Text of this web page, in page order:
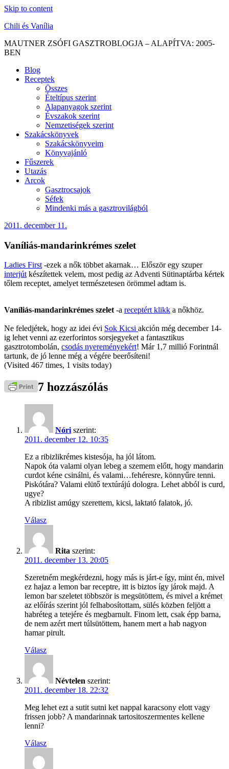
Skip to content
Chili és Vanília
MAUTNER ZSÓFI GASZTROBLOGJA – ALAPÍTVA: 2005-
BEN
Blog
Receptek
Összes
Ételtípus szerint
Alapanyagok szerint
Évszakok szerint
Nemzetiségek szerint
Szakácskönyvek
Szakácskönyveim
Könyvajánló
Fűszerek
Utazás
Arcok
Gasztrocsajok
Séfek
Mindenki más a gasztrovilágból
2011. december 11.
Vaníliás-mandarinkrémes szelet
Ladies First-ezek a nők többet akarnak… Először egy szuper
interjútkészítettek velem, most pedig az Adventi Sütinaptárba kértek
tőlem receptet, amelyet természetesen örömmel adtam is.
Vaníliás-mandarinkrémes szelet-a receptért klikk a nőkhöz.
Ne feledjétek, hogy az idei évi Sok Kicsi akción még december 14-
ig lehet venni az ezerforintos sorsjegyeket a fantasztikus
gasztrotombolán, csodás nyereményekért! Már 1,7 millió Forintnál
tartunk, de jó lenne még a végére beerősíteni!
(Visited 467 times, 1 visits today)
7 hozzászólás
Nóri szerint:
2011. december 12. 10:35
Ez a ribizlikrémes kistesója, ha jól látom.
Napok óta valami olyan lebeg a szemem előtt, hogy mandarin
curdot kéne csinálni, és valami…fehéresre, könnyűre tenni.
Piskótára? Valami elütő textúrájú dologra. Lehet abból is curd,
ugye?
A ribizlist amúgy szerettem, kicsi, laktató falatok, jó.
Válasz
Rita szerint:
2011. december 13. 20:05
Szeretném megkérdezni, hogy más is járt-e így, mint én, mivel
ez hajaz a lemon bar receptre, itt is biztos így járok majd. A
lemon bar szeletet többször is megsütöttem, és mivel a krémet
az előírás szerint jól felhabosítottam, sülés közben feljött a
habréteg a tetejére és megbarnult. Finom lett, csak épp barna,
de nem azért mert túlsütöttem, hanem mert a hab nagyon
hamar pirult.
Válasz
Névtelen szerint:
2011. december 18. 22:32
Meg lehet ezt a sutit sutni ket nappal karacsony elott vagy
frissen jobb? A mandarinnak tartositoszermentes kellene
lenni?
Válasz